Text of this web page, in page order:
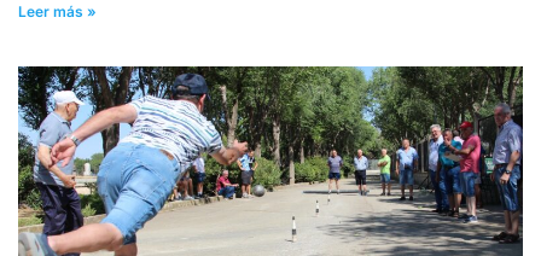
Leer más »